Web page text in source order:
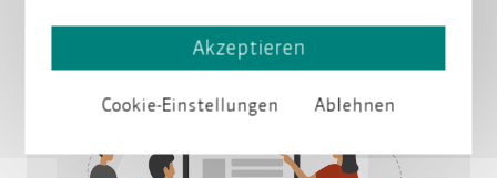
Cookie-Einstellungen Ablehnen
Akzeptieren